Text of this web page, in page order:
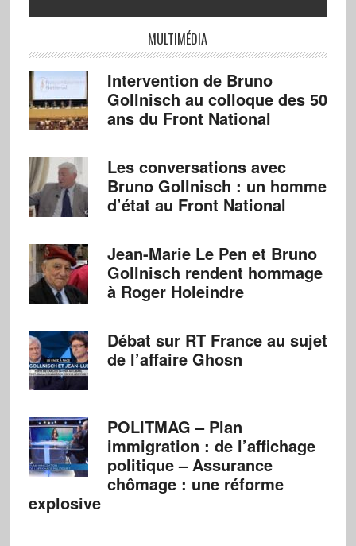
MULTIMÉDIA
Intervention de Bruno
Gollnisch au colloque des 50
ans du Front National
Les conversations avec
Bruno Gollnisch : un homme
d’état au Front National
Jean-Marie Le Pen et Bruno
Gollnisch rendent hommage
à Roger Holeindre
Débat sur RT France au sujet
de l’affaire Ghosn
POLITMAG – Plan
immigration : de l’affichage
politique – Assurance
chômage : une réforme
explosive